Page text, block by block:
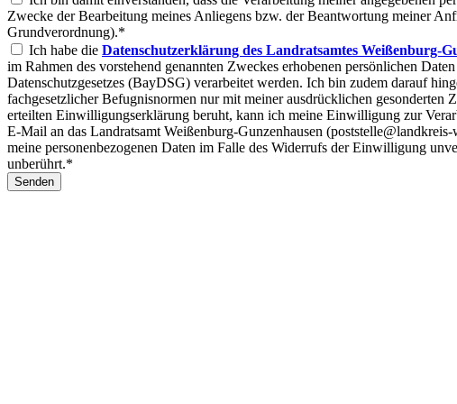
Zwecke der Bearbeitung meines Anliegens bzw. der Beantwortung meiner
Grundverordnung).*
Ich habe die Datenschutzerklärung des Landratsamtes Weißenburg-
im Rahmen des vorstehend genannten Zweckes erhobenen persönlichen
Datenschutzgesetzes (BayDSG) verarbeitet werden. Ich bin zudem darauf
fachgesetzlicher Befugnisnormen nur mit meiner ausdrücklichen
erteilten Einwilligungserklärung beruht, kann ich meine Einwilligung zur
E-Mail an das Landratsamt Weißenburg-Gunzenhausen
meine personenbezogenen Daten im Falle des Widerrufs der Einwilligung
unberührt.*
Senden